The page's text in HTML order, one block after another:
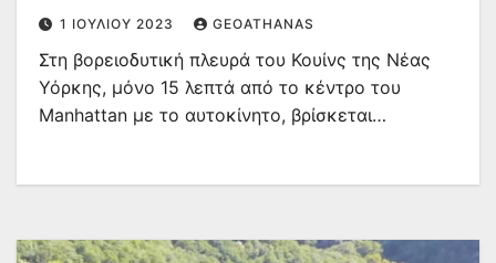
1 ΙΟΥΛΊΟΥ 2023 GEOATHANAS
Στη βορειοδυτική πλευρά του Κουίνς της Νέας
Υόρκης, μόνο 15 λεπτά από το κέντρο του
Manhattan με το αυτοκίνητο, βρίσκεται…